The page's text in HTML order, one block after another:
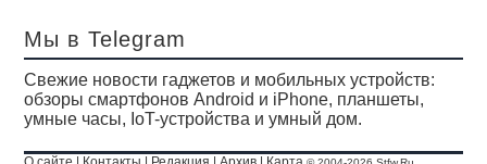
Мы в Telegram
Свежие новости гаджетов и мобильных устройств:
обзоры смартфонов Android и iPhone, планшеты,
умные часы, IoT-устройства и умный дом.